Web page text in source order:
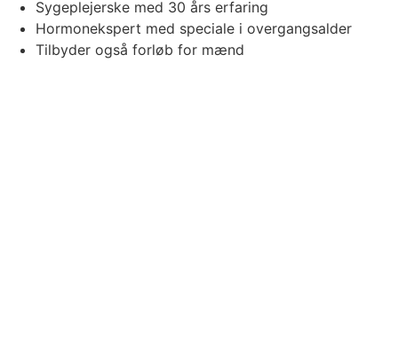
Sygeplejerske med 30 års erfaring
Hormonekspert med speciale i overgangsalder
Tilbyder også forløb for mænd